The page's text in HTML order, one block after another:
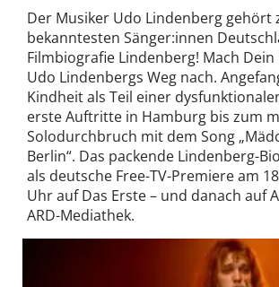
Der Musiker Udo Lindenberg gehört
bekanntesten Sänger:innen
Filmbiografie Lindenberg! Mach
Udo Lindenbergs Weg nach.
Kindheit als Teil einer
erste Auftritte in Hamburg bis zum
Solodurchbruch mit dem Song
Berlin“. Das packende Lindenberg-
als deutsche Free-TV-Premiere am
Uhr auf Das Erste – und danach auf
ARD-Mediathek.